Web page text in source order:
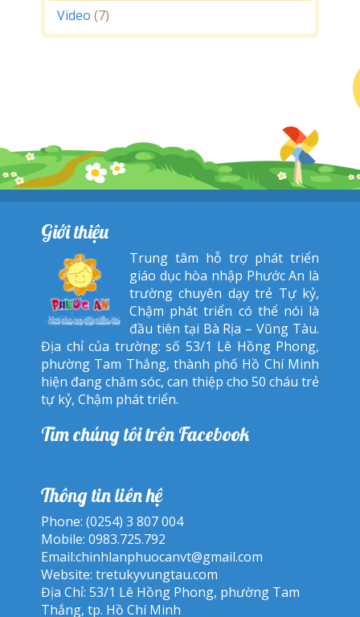
Video (7)
Giới thiệu
Trung tâm hỗ trợ phát triển
giáo dục hòa nhập Phước An là
trường chuyên dạy trẻ Tự kỷ,
Chậm phát triển có thể nói là
đầu tiên tại Bà Rịa – Vũng Tàu.
Địa chỉ của trường: số 53/1 Lê Hồng Phong,
phường Tam Thắng, thành phố Hồ Chí Minh
hiện đang chăm sóc, can thiệp cho 50 cháu trẻ
tự kỷ, Chậm phát triển.
Tìm chúng tôi trên Facebook
Thông tin liên hệ
Phone: (0254) 3 807 004
Mobile: 0983.725.792
Email:chinhlanphuocanvt@gmail.com
Website: tretukyvungtau.com
Địa Chỉ: 53/1 Lê Hồng Phong, phường Tam
Thắng, tp. Hồ Chí Minh